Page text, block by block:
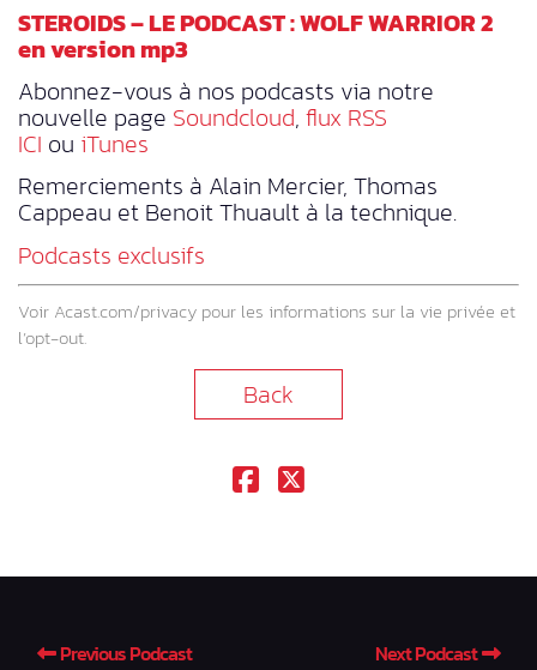
STEROIDS – LE PODCAST : WOLF WARRIOR 2
en version mp3
Abonnez-vous à nos podcasts via notre
nouvelle page Soundcloud, flux RSS
ICI ou iTunes
Remerciements à Alain Mercier, Thomas
Cappeau et Benoit Thuault à la technique.
Podcasts exclusifs
Voir Acast.com/privacy pour les informations sur la vie privée et
l’opt-out.
Back
Previous Podcast Next Podcast